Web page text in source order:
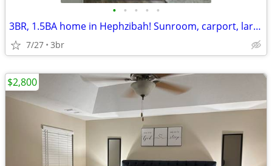
• • • • •
3BR, 1.5BA home in Hephzibah! Sunroom, carport, large backyard, etc.
7/27 3br
$2,800